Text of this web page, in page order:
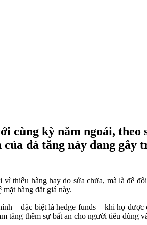
cùng kỳ năm ngoái, theo
đà tăng này đang gây
thiếu hàng hay do sửa chữa, mà là để
hàng đắt giá này.
– đặc biệt là hedge funds – khi họ
tăng thêm sự bất an cho người tiêu dùng